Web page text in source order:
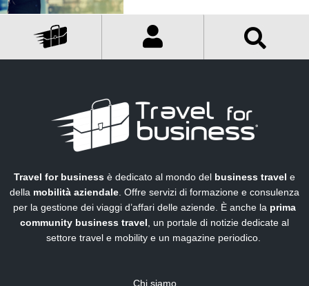
Travel for business è dedicato al mondo del business travel e
della mobilità aziendale . Offre servizi di formazione e consulenza
per la gestione dei viaggi d’affari delle aziende. È anche la prima
community business travel , un portale di notizie dedicate al
settore travel e mobility e un magazine periodico.
Chi siamo